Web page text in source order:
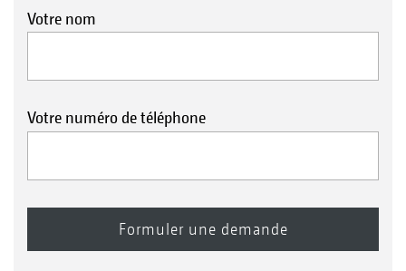
Votre nom
Votre numéro de téléphone